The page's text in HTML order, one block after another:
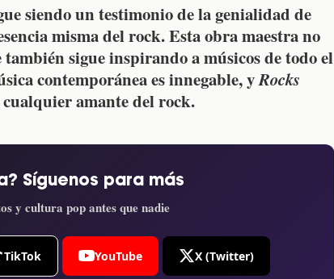
siendo un testimonio de la genialidad de
misma del rock. Esta obra maestra no
sigue inspirando a músicos de todo el
contemporánea es innegable, yRocks
amante del rock.
Síguenos para más
y cultura pop antes que nadie
TikTok YouTube X (Twitter)